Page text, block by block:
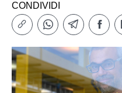
CONDIVIDI